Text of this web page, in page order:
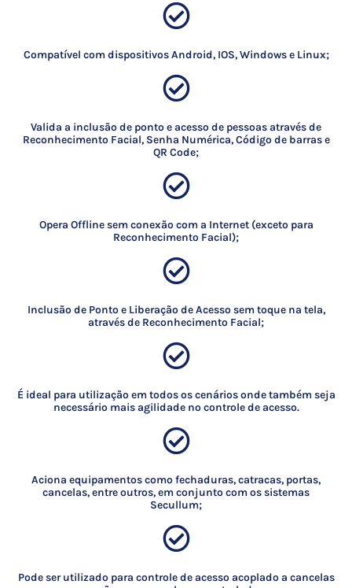
Compatível com dispositivos Android, IOS, Windows e Linux;
Valida a inclusão de ponto e acesso de pessoas através de
Reconhecimento Facial, Senha Numérica, Código de barras e
QR Code;
Opera Offline sem conexão com a Internet (exceto para
Reconhecimento Facial);
Inclusão de Ponto e Liberação de Acesso sem toque na tela,
através de Reconhecimento Facial;
É ideal para utilização em todos os cenários onde também seja
necessário mais agilidade no controle de acesso.
Aciona equipamentos como fechaduras, catracas, portas,
cancelas, entre outros, em conjunto com os sistemas
Secullum;
Pode ser utilizado para controle de acesso acoplado a cancelas